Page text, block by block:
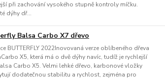
při zachování vysokého stupně kontroly míčku.
dýhy dř...
Balsa Carbo X7 dřevo
BUTTERFLY 2022Inovovaná verze oblíbeného dřeva
X5, která má o dvě dýhy navíc, tudíž je rychlejší
Carbo X5. Velmi lehké dřevo, karbonové vložky
dodatečnou stabilitu a rychlost, zejména pro